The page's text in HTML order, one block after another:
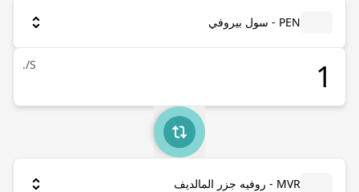
PEN - سول بيروفي
S/.
MVR - روفيه جزر المالديف